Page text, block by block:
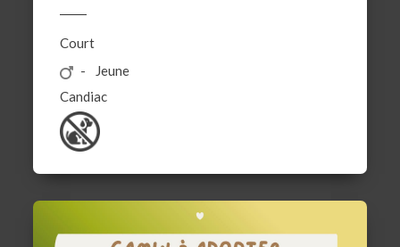
Court
Jeune
Candiac